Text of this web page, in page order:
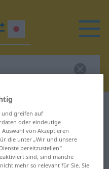
und greifen auf
oder eindeutige
von Akzeptieren
die unter „Wir und unsere
bereitzustellen“
sind, sind manche
mehr so relevant für Sie. Sie